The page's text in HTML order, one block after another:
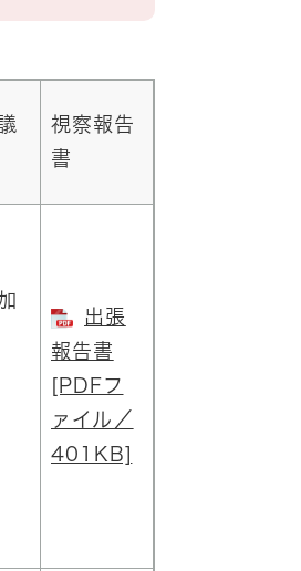
視察報告
書
出張
報告書
[PDFフ
ァイル／
401KB]